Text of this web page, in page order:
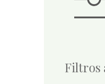
Filtros